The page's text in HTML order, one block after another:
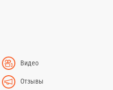
Видео
Отзывы